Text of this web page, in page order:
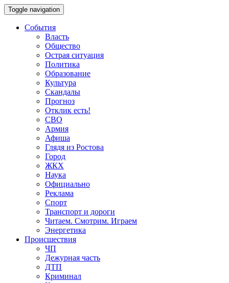
Toggle navigation
События
Власть
Общество
Острая ситуация
Политика
Образование
Культура
Скандалы
Прогноз
Отклик есть!
СВО
Армия
Афиша
Глядя из Ростова
Город
ЖКХ
Наука
Официально
Реклама
Спорт
Транспорт и дороги
Читаем. Смотрим. Играем
Энергетика
Происшествия
ЧП
Дежурная часть
ДТП
Криминал